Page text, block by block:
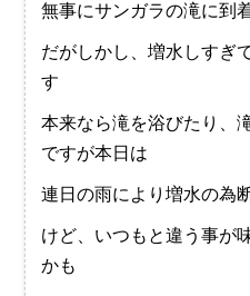
無事にサンガラの滝に到
だがしかし、増水しすぎ
す
本来なら滝を浴びたり、
ですが本日は
連日の雨により増水の為
けど、いつもと違う事が
かも